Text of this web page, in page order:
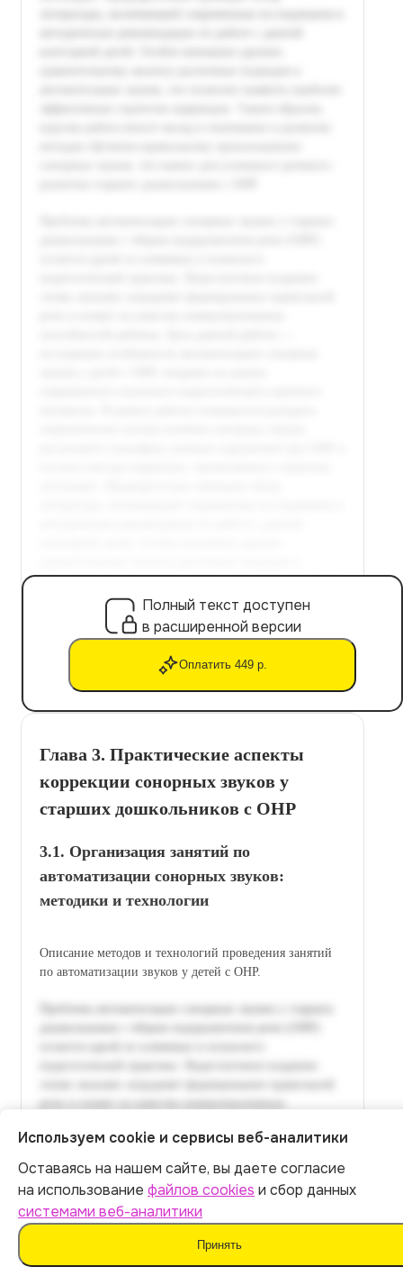
Полный текст доступен
в расширенной версии
Оплатить 449 р.
Глава 3. Практические аспекты
коррекции сонорных звуков у
старших дошкольников с ОНР
3.1. Организация занятий по
автоматизации сонорных звуков:
методики и технологии
Описание методов и технологий проведения занятий
по автоматизации звуков у детей с ОНР.
Итог:449р.
Оплатить
Используем cookie и сервисы веб-аналитики
Оставаясь на нашем сайте, вы даете согласие
на использование файлов cookies и сбор данных
системами веб-аналитики
Принять